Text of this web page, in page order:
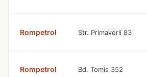
Rompetrol Str. Primaverii 83
Rompetrol Bd. Tomis 352